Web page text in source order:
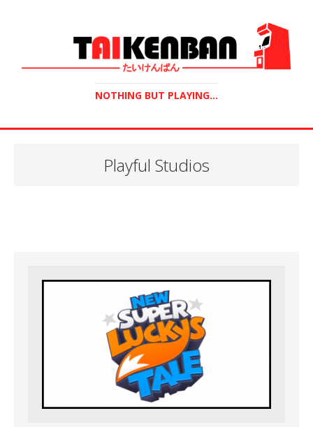
NOTHING BUT PLAYING...
Playful Studios